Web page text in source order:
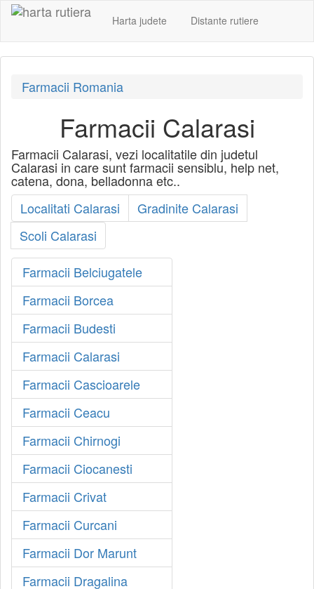
Harta judete Distante rutiere
Farmacii Romania
Farmacii Calarasi
Farmacii Calarasi, vezi localitatile din judetul
Calarasi in care sunt farmacii sensiblu, help net,
catena, dona, belladonna etc..
Localitati Calarasi
Gradinite Calarasi
Scoli Calarasi
Farmacii Belciugatele
Farmacii Borcea
Farmacii Budesti
Farmacii Calarasi
Farmacii Cascioarele
Farmacii Ceacu
Farmacii Chirnogi
Farmacii Ciocanesti
Farmacii Crivat
Farmacii Curcani
Farmacii Dor Marunt
Farmacii Dragalina